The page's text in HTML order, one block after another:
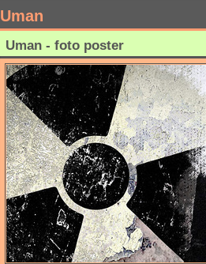
Uman
Uman - foto poster